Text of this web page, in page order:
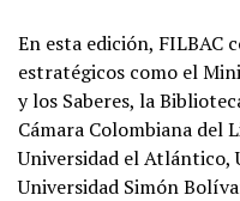
En esta edición, FILBAC
estratégicos como el
y los Saberes, la
Cámara Colombiana del
Universidad el Atlántico,
Universidad Simón